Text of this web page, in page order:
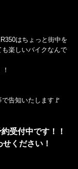
はちょっと街中を
楽しいバイクなんで
告知いたします🚩
受付中です！！
ください！